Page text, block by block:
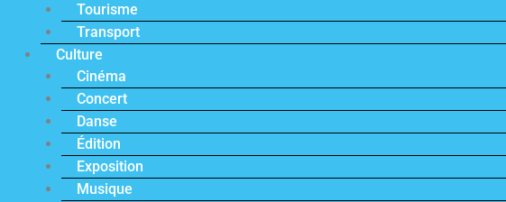
Tourisme
Transport
Culture
Cinéma
Concert
Danse
Édition
Exposition
Musique